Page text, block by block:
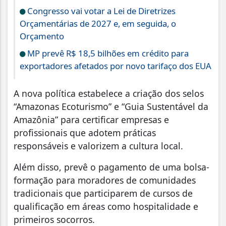
Congresso vai votar a Lei de Diretrizes
Orçamentárias de 2027 e, em seguida, o
Orçamento
MP prevê R$ 18,5 bilhões em crédito para
exportadores afetados por novo tarifaço dos EUA
A nova política estabelece a criação dos selos
“Amazonas Ecoturismo” e “Guia Sustentável da
Amazônia” para certificar empresas e
profissionais que adotem práticas
responsáveis e valorizem a cultura local.
Além disso, prevê o pagamento de uma bolsa-
formação para moradores de comunidades
tradicionais que participarem de cursos de
qualificação em áreas como hospitalidade e
primeiros socorros.